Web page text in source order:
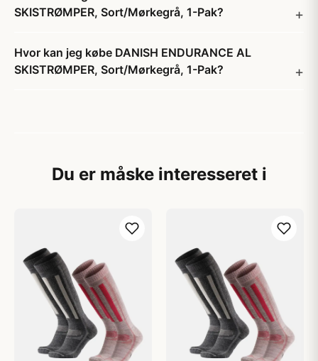
SKISTRØMPER, Sort/Mørkegrå, 1-Pak?
Hvor kan jeg købe DANISH ENDURANCE AL
SKISTRØMPER, Sort/Mørkegrå, 1-Pak?
Du er måske interesseret i